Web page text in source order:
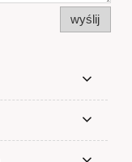
wyślij